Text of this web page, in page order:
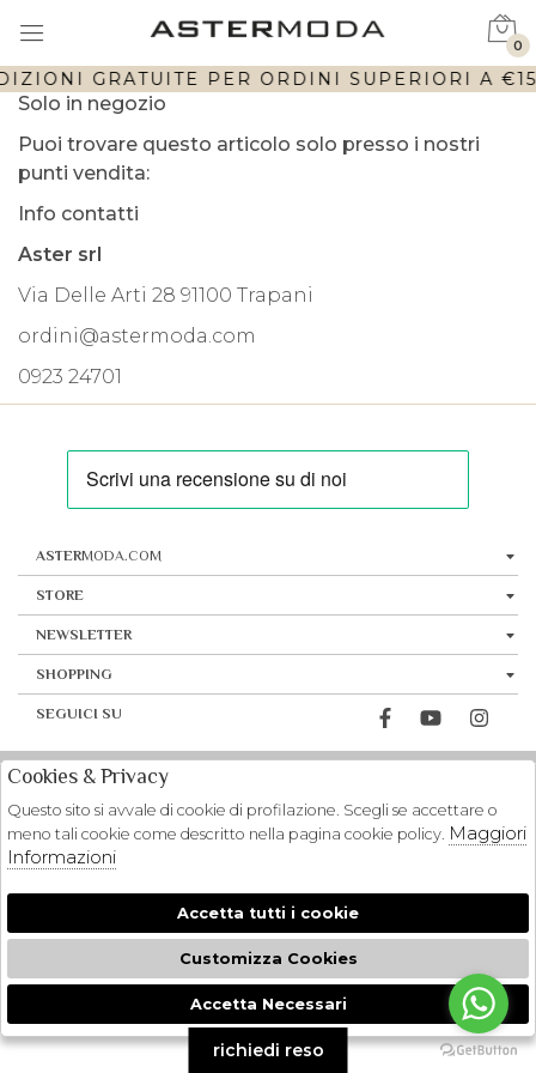
GRATUITE PER ORDINI SUPERIORI A
0
Solo in negozio
Puoi trovare questo articolo solo presso i nostri
punti vendita:
Info contatti
Aster srl
Via Delle Arti 28 91100 Trapani
ordini@astermoda.com
0923 24701
ASTERMODA.COM
STORE
NEWSLETTER
SHOPPING
SEGUICI SU
🍪
richiedi reso
Cookies & Privacy
Questo sito si avvale di cookie di profilazione. Scegli se accettare o
meno tali cookie come descritto nella pagina cookie policy. Maggiori
Informazioni
Accetta tutti i cookie
Customizza Cookies
Accetta Necessari